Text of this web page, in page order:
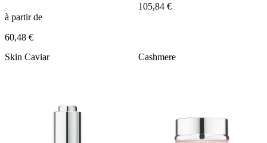
à partir de
60,48 €
105,84 €
Skin Caviar Cashmere